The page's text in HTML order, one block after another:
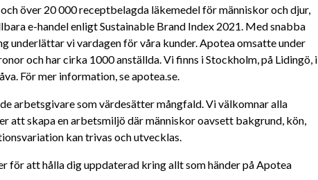
över 20 000 receptbelagda läkemedel för människor och djur,
e-handel enligt Sustainable Brand Index 2021. Med snabba
underlättar vi vardagen för våra kunder. Apotea omsatte under
och har cirka 1000 anställda. Vi finns i Stockholm, på Lidingö, i
För mer information, se apotea.se.
arbetsgivare som värdesätter mångfald. Vi välkomnar alla
att skapa en arbetsmiljö där människor oavsett bakgrund, kön,
kan trivas och utvecklas.
för att hålla dig uppdaterad kring allt som händer på Apotea